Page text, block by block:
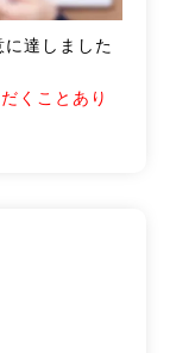
達しました
くことあり